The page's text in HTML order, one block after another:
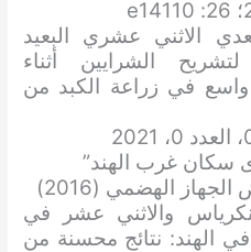
الاثني عشري البعيد
لتشريح الشرايين أثناء
في زراعة الكبد من
سكان غرب الهند”
الهضمي (2016)
والاثني عشر في
​​الهند: نتائج محسنة من